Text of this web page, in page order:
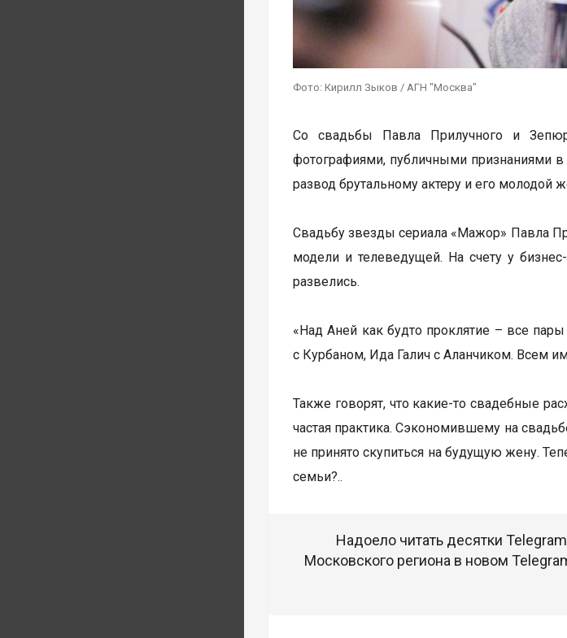
Фото: Кирилл Зыков / АГН "Москва"
Со свадьбы Павла Прилучного и
фотографиями, публичными признаниями
развод брутальному актеру и его молодой
Свадьбу звезды сериала «Мажор» Павла
модели и телеведущей. На счету у
развелись.
«Над Аней как будто проклятие – все
с Курбаном, Ида Галич с Аланчиком. Всем
Также говорят, что какие-то свадебные
частая практика. Сэкономившему на
не принято скупиться на будущую жену.
семьи?..
Надоело читать десятки
Московского региона в новом